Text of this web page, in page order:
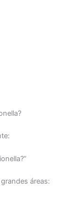
áreas: